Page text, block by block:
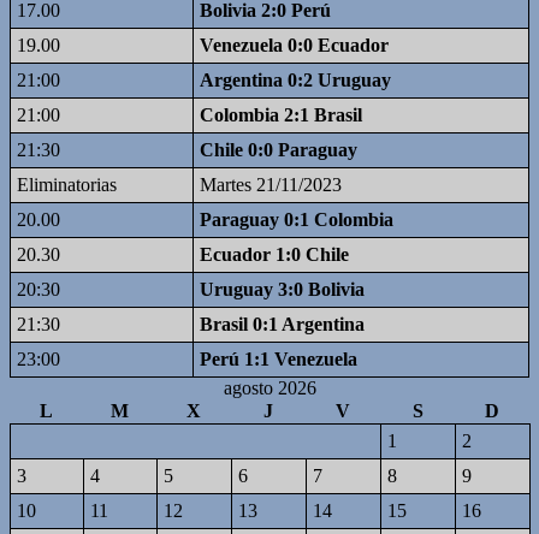
17.00
Bolivia 2:0 Perú
19.00
Venezuela 0:0 Ecuador
21:00
Argentina 0:2 Uruguay
21:00
Colombia 2:1 Brasil
21:30
Chile 0:0 Paraguay
Eliminatorias
Martes 21/11/2023
20.00
Paraguay 0:1 Colombia
20.30
Ecuador 1:0 Chile
20:30
Uruguay 3:0 Bolivia
21:30
Brasil 0:1 Argentina
23:00
Perú 1:1 Venezuela
agosto 2026
L
M X J V S
D
1
2
3
4 5 6 7 8
9
10
11 12 13 14 15
16